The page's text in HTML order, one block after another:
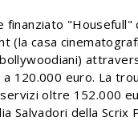
finanziato "Housefull"
casa
120.000 euro. La
oltre 152.000
Salvadori della Scrix